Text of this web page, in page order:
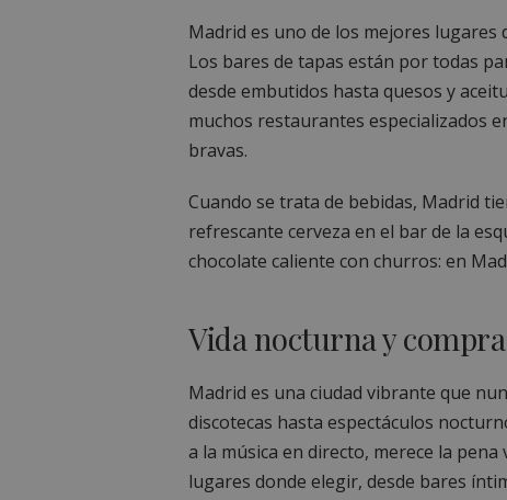
Madrid es uno de los mejores lugares
Los bares de tapas están por todas
desde embutidos hasta quesos y
muchos restaurantes especializados
bravas.
Cuando se trata de bebidas, Madrid
refrescante cerveza en el bar de la
chocolate caliente con churros: en
Vida nocturna y
Madrid es una ciudad vibrante que
discotecas hasta espectáculos
a la música en directo, merece la
lugares donde elegir, desde bares